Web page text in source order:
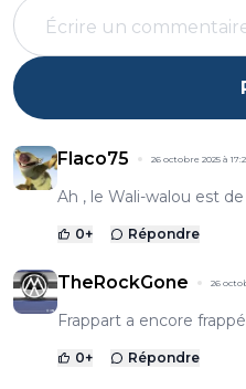
Flaco75 26 octobre 2025 à
Ah , le Wali-walou
0+ Répondre
TheRockGone 26
Frappart a encore
0+ Répondre